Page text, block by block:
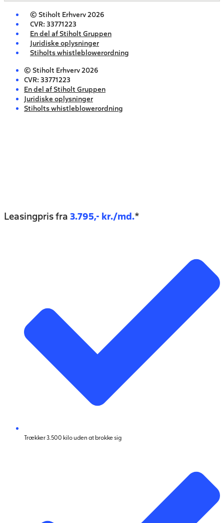
© Stiholt Erhverv 2026
CVR: 33771223
En del af Stiholt Gruppen
Juridiske oplysninger
Stiholts whistleblowerordning
© Stiholt Erhverv 2026
CVR: 33771223
En del af Stiholt Gruppen
Juridiske oplysninger
Stiholts whistleblowerordning
Leasingpris fra 3.795,- kr./md.*
Trækker 3.500 kilo uden at brokke sig